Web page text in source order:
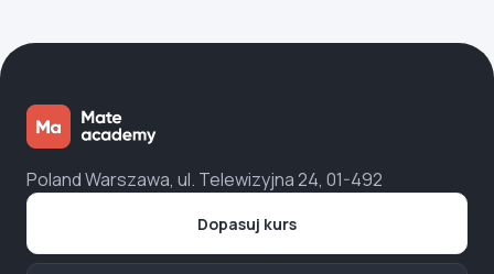
Poland Warszawa, ul. Telewizyjna 24, 01-492
Dopasuj kurs